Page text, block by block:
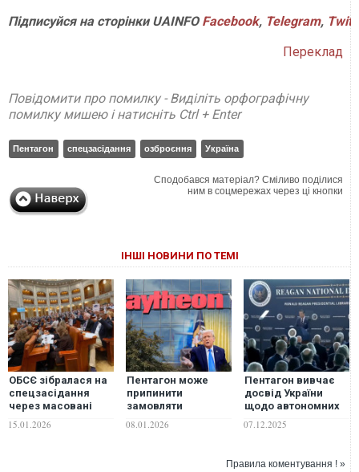
Підписуйся на сторінки UAINFO Facebook, Telegram,
Переклад
Повідомити про помилку - Виділіть орфографічну
помилку мишею і натисніть Ctrl + Enter
Пентагон спецзасідання озброєння Україна
Сподобався матеріал? Сміливо поділися
ним в соцмережах через ці кнопки
ІНШІ НОВИНИ ПО ТЕМІ
ОБСЄ зібралася на
спецзасідання
через масовані
Україні
15.01.2026
Пентагон може
припинити
замовляти
Raytheon: Трамп
08.01.2026
Пентагон вивчає
досвід України
щодо автономних
для своїх ЗС, -
07.12.2025
Правила коментування ! »